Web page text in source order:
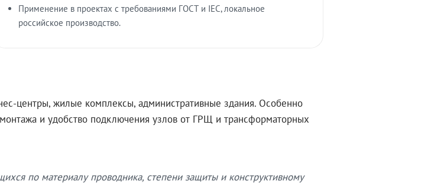
Применение в проектах с требованиями ГОСТ и IEC, локальное
российское производство.
центры, жилые комплексы, административные здания. Особенно
и удобство подключения узлов от ГРЩ и трансформаторных
по материалу проводника, степени защиты и конструктивному